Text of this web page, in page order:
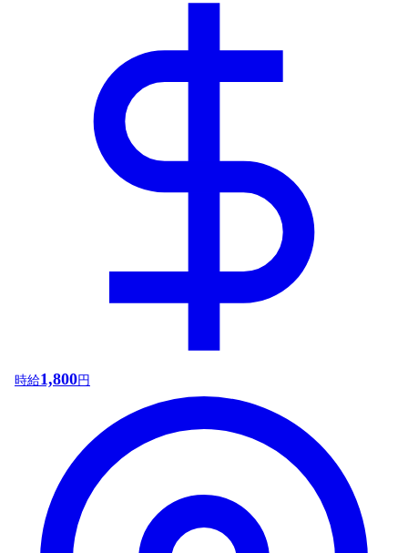
時給1,800円